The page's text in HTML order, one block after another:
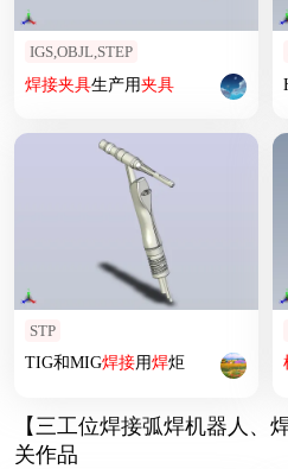
IGS,OBJL,STEP
焊接夹具生产用夹具
STP
TIG和MIG焊接用焊炬
【三工位焊接弧焊机器人、
关作品